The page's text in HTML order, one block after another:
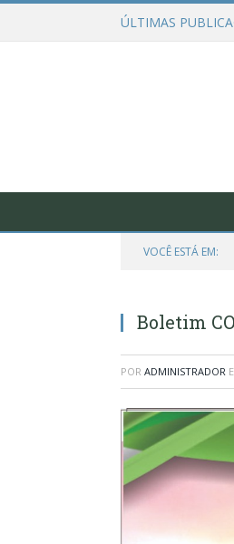
ÚLTIMAS
VOCÊ ESTÁ EM:
Boletim
POR ADMINISTRADOR